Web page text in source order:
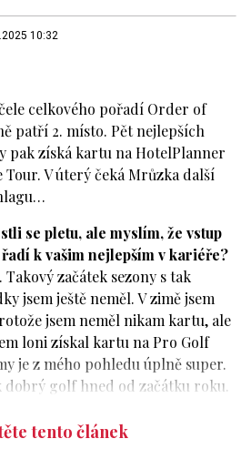
10:32
celkového pořadí Order of
patří 2. místo. Pět nejlepších
pak získá kartu na HotelPlanner
V úterý čeká Mrůzka další
se pletu, ale myslím, že vstup
k vašim nejlepším v kariéře?
Takový začátek sezony s tak
jsem ještě neměl. V zimě jsem
jsem neměl nikam kartu, ale
loni získal kartu na Pro Golf
je z mého pohledu úplně super.
dobrý golf hned od začátku roku.
tento článek